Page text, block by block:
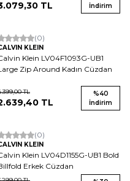
TL
İndirim
(0)
KLEIN
Klein LV04F1093G-UB1
Zip Around Kadın Cüzdan
TL
TL
%40
İndirim
(0)
KLEIN
Klein LV04D1155G-UB1 Bold
Erkek Cüzdan